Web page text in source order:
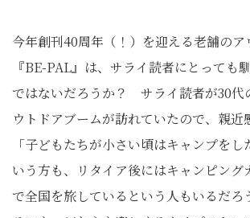
今年創刊40周年（！）を迎える老舗の
『BE-PAL』は、サライ読者にとっても
ではないだろうか？ サライ読者が30代
ウトドアブームが訪れていたので、親近
「子どもたちが小さい頃はキャンプを
いう方も、リタイア後にはキャンピング
で全国を旅しているという人もいるだろ